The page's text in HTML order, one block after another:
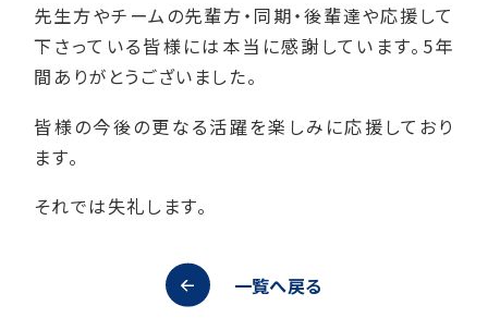
先生方やチームの先輩方・同期・後輩達や応援して
下さっている皆様には本当に感謝しています。5年
間ありがとうございました。
皆様の今後の更なる活躍を楽しみに応援しており
ます。
それでは失礼します。
一覧へ戻る